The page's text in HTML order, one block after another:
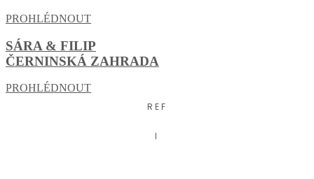
PROHLÉDNOUT
SÁRA & FILIP
ČERNINSKÁ ZAHRADA
PROHLÉDNOUT
REF
I